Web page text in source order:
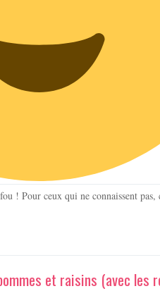
! Pour ceux qui ne connaissent
et raisins (avec les